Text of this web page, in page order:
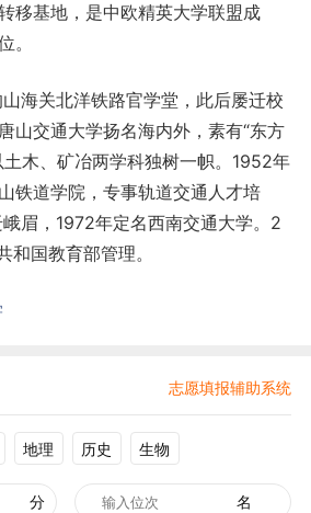
移基地，是中欧精英大学联盟成
。
海关北洋铁路官学堂，此后屡迁校
山交通大学扬名海内外，素有“东方
土木、矿冶两学科独树一帜。1952年
铁道学院，专事轨道交通人才培
眉，1972年定名西南交通大学。2
国教育部管理。
志愿填报辅助系统
地理 历史 生物
分 名